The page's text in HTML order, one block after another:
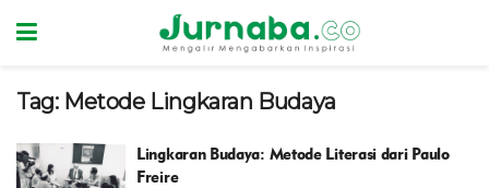
Tag: Metode Lingkaran Budaya
Lingkaran Budaya: Metode Literasi dari Paulo
Freire